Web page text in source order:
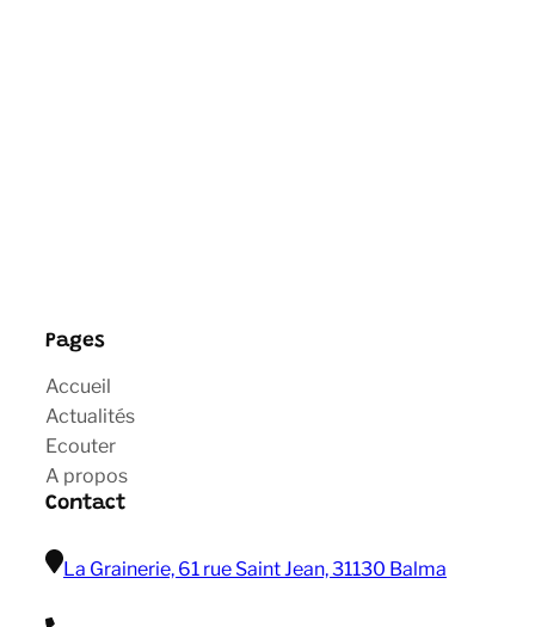
Pages
Accueil
Actualités
Ecouter
A propos
Contact
La Grainerie, 61 rue Saint Jean, 31130 Balma